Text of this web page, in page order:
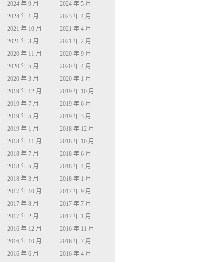
2024 年 9 月
2024 年 5 月
2024 年 1 月
2023 年 4 月
2021 年 10 月
2021 年 4 月
2021 年 3 月
2021 年 2 月
2020 年 11 月
2020 年 9 月
2020 年 5 月
2020 年 4 月
2020 年 3 月
2020 年 1 月
2019 年 12 月
2019 年 10 月
2019 年 7 月
2019 年 6 月
2019 年 5 月
2019 年 3 月
2019 年 1 月
2018 年 12 月
2018 年 11 月
2018 年 10 月
2018 年 7 月
2018 年 6 月
2018 年 5 月
2018 年 4 月
2018 年 3 月
2018 年 1 月
2017 年 10 月
2017 年 9 月
2017 年 8 月
2017 年 7 月
2017 年 2 月
2017 年 1 月
2016 年 12 月
2016 年 11 月
2016 年 10 月
2016 年 7 月
2016 年 6 月
2016 年 4 月